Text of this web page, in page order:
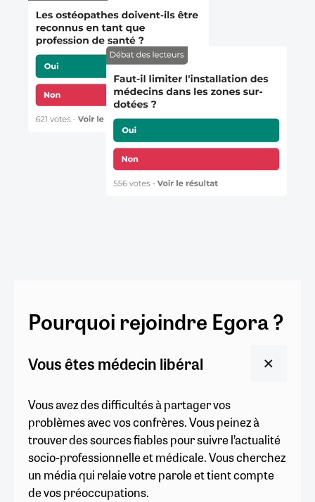
Pourquoi rejoindre Egora ?
Vous êtes médecin libéral
Vous avez des difficultés à partager vos
problèmes avec vos confrères. Vous peinez à
trouver des sources fiables pour suivre l’actualité
socio-professionnelle et médicale. Vous cherchez
un média qui relaie votre parole et tient compte
de vos préoccupations.